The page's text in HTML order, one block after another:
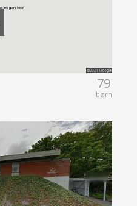
79
børn